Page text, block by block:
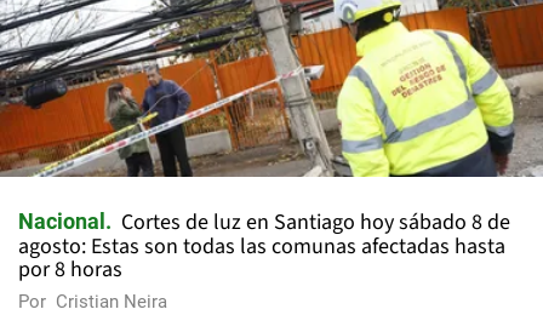
Nacional
Cortes de luz en Santiago hoy sábado 8 de
agosto: Estas son todas las comunas afectadas hasta
por 8 horas
Por Cristian Neira